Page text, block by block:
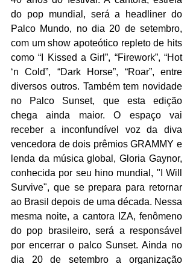
do pop mundial, será a headliner do
Palco Mundo, no dia 20 de setembro,
com um show apoteótico repleto de hits
como “I Kissed a Girl”, “Firework”, “Hot
‘n Cold”, “Dark Horse”, “Roar”, entre
diversos outros. Também tem novidade
no Palco Sunset, que esta edição
chega ainda maior. O espaço vai
receber a inconfundível voz da diva
vencedora de dois prêmios GRAMMY e
lenda da música global, Gloria Gaynor,
conhecida por seu hino mundial, "I Will
Survive", que se prepara para retornar
ao Brasil depois de uma década. Nessa
mesma noite, a cantora IZA, fenômeno
do pop brasileiro, será a responsável
por encerrar o palco Sunset. Ainda no
dia 20 de setembro a organização